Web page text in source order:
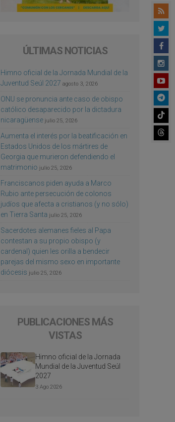
ÚLTIMAS NOTICIAS
Himno oficial de la Jornada Mundial de la
Juventud Seúl 2027 agosto 3, 2026
ONU se pronuncia ante caso de obispo
católico desaparecido por la dictadura
nicaragüense julio 25, 2026
Aumenta el interés por la beatificación en
Estados Unidos de los mártires de
Georgia que murieron defendiendo el
matrimonio julio 25, 2026
Franciscanos piden ayuda a Marco
Rubio ante persecución de colonos
judíos que afecta a cristianos (y no sólo)
en Tierra Santa julio 25, 2026
Sacerdotes alemanes fieles al Papa
contestan a su propio obispo (y
cardenal) quien les orilla a bendecir
parejas del mismo sexo en importante
diócesis julio 25, 2026
PUBLICACIONES MÁS
VISTAS
Himno oficial de la Jornada
Mundial de la Juventud Seúl
2027
3 Ago 2026